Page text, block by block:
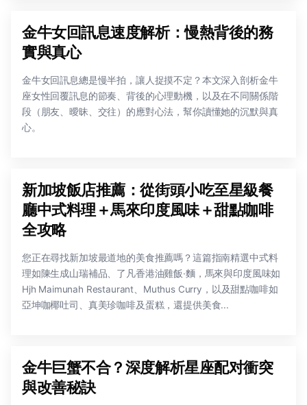
金牛女回訊息速度解析：慢熱背後的務
實與真心
金牛女回訊息總是慢半拍，讓人捉摸不定？本文深入剖析金牛
座女性回覆訊息的節奏、背後的心理動機，以及在不同關係階
段（朋友、曖昧、交往）的應對心法，幫你讀懂她的沉默與真
心。
新加坡飯店推薦：從街頭小吃至星級餐
廳中式料理＋馬來印度風味＋甜點咖啡
全攻略
您正在尋找新加坡最道地的美食推薦嗎？這篇指南精選中式料
理如陳生成山瑞補品、了凡香港油雞飯·麵，馬來與印度風味如
Hjh Maimunah Restaurant、Muthus Curry，以及甜點咖啡如
亞坤咖椰吐司、真美珍咖啡及蛋糕，還提供美食...
金牛巨蟹不合？深度解析星座配对衝突
與改善秘訣